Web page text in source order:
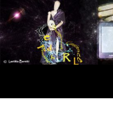
Aller
au
contenu